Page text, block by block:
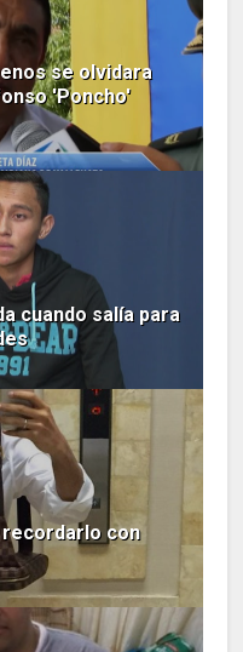
se olvidara
'Poncho'
cuando salía para
recordarlo con